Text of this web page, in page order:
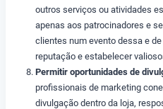
outros serviços ou atividades
apenas aos patrocinadores e
clientes num evento dessa e
reputação e estabelecer
Permitir oportunidades de
profissionais de marketing
divulgação dentro da loja,